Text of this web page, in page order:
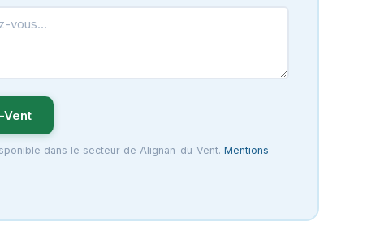
Vent
dans le secteur de Alignan-du-Vent. Mentions